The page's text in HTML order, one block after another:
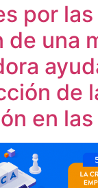
por
de una
de
en